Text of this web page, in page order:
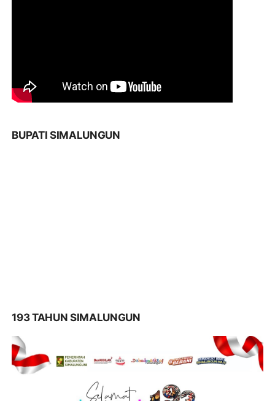
BUPATI SIMALUNGUN
193 TAHUN SIMALUNGUN